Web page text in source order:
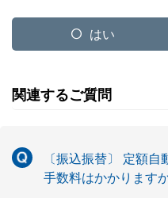
はい
関連するご質問
〔振込振替〕 定額
手数料はかかります